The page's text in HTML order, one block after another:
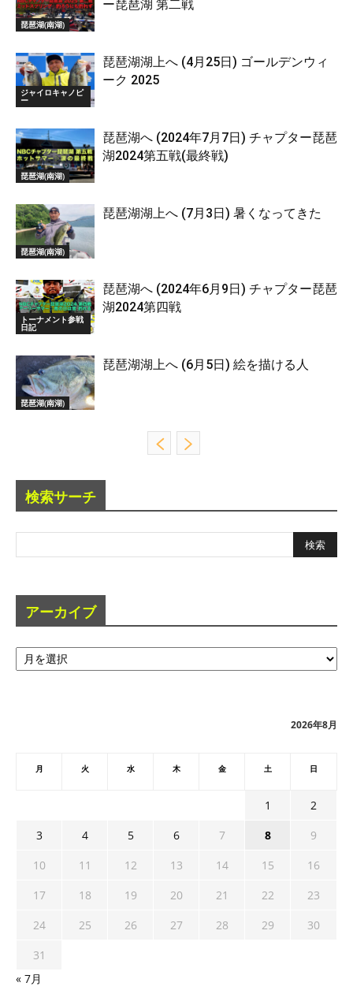
琵琶湖(南湖)
ー琵琶湖 第二戦
ジャイロキャノピ
ー
琵琶湖湖上へ (4月25日) ゴールデンウィ
ーク 2025
琵琶湖(南湖)
琵琶湖へ (2024年7月7日) チャプター琵琶
湖2024第五戦(最終戦)
琵琶湖(南湖)
琵琶湖湖上へ (7月3日) 暑くなってきた
トーナメント参戦
日記
琵琶湖へ (2024年6月9日) チャプター琵琶
湖2024第四戦
琵琶湖(南湖)
琵琶湖湖上へ (6月5日) 絵を描ける人
検索サーチ
アーカイブ
ア
ー
2026年8月
月 火 水 木 金 土 日
1
2
3
4 5 6 7 8
9
10
11 12 13 14 15
16
17
18 19 20 21 22
23
24
25 26 27 28 29
30
31
« 7月